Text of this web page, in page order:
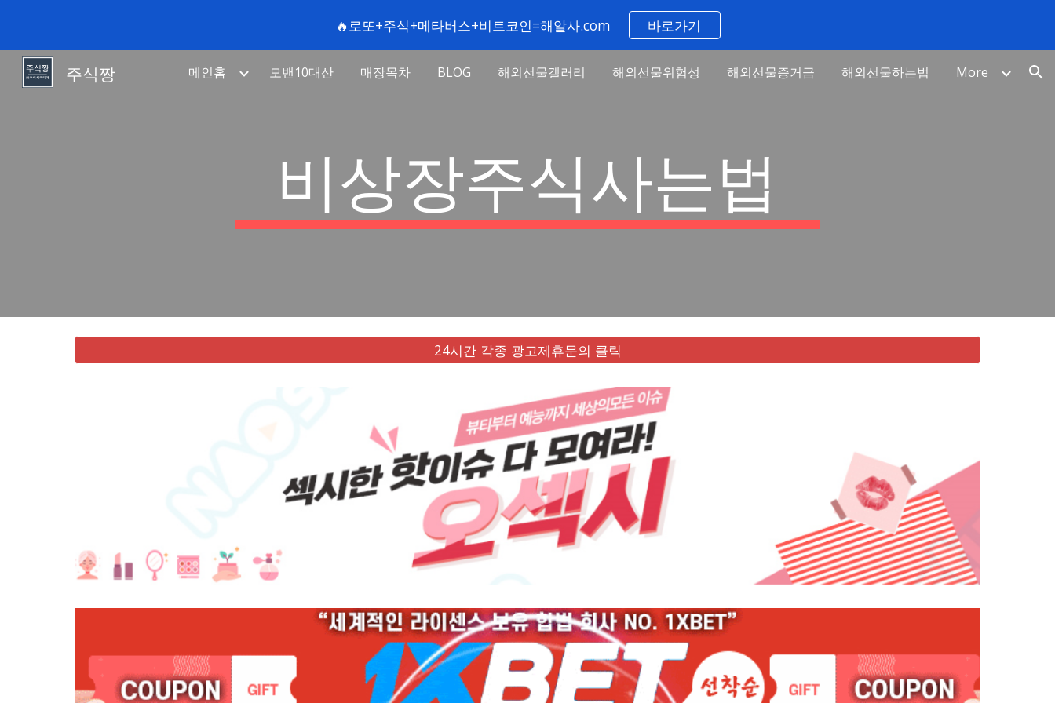
Skip to main content Skip to navigation
🔥로또+주식+메타버스+비트코인=해알사.com 바로가기
주식짱 메인홈 모밴10대산 매장목차 BLOG 해외선물갤러리 해외선물위험성 해외선물증거금 해외선물하는법 More
비상장주식사는법
24시간 각종 광고제휴문의 클릭